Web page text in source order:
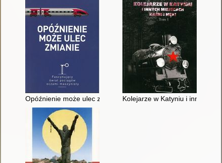
Opóźnienie może ulec zmianie Kolejarze w Katyniu i innych